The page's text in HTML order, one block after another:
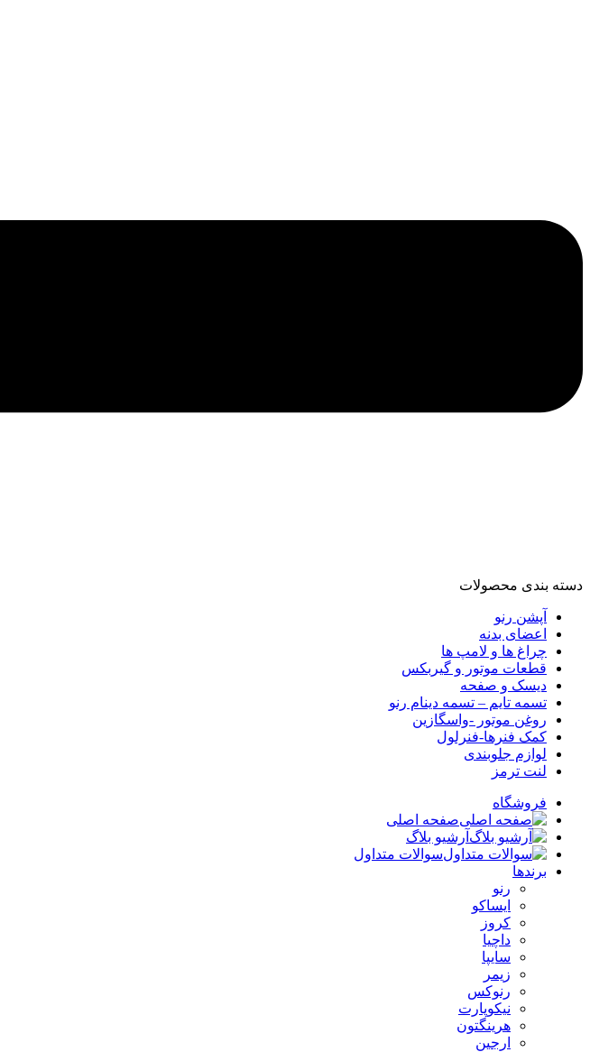
دسته‌ بندی محصولات
آپشن رنو
اعضای بدنه
چراغ ها و لامپ ها
قطعات موتور و گیربکس
دیسک و صفحه
تسمه تایم – تسمه دینام رنو
روغن موتور -واسگازین
کمک فنرها-فنرلول
لوازم جلوبندی
لنت ترمز
فروشگاه
صفحه اصلی
آرشیو بلاگ
سوالات متداول
برندها
رنو
ایساکو
کروز
داچیا
سایپا
زیمر
رنوکس
نیکوپارت
هرینگتون
ارجین